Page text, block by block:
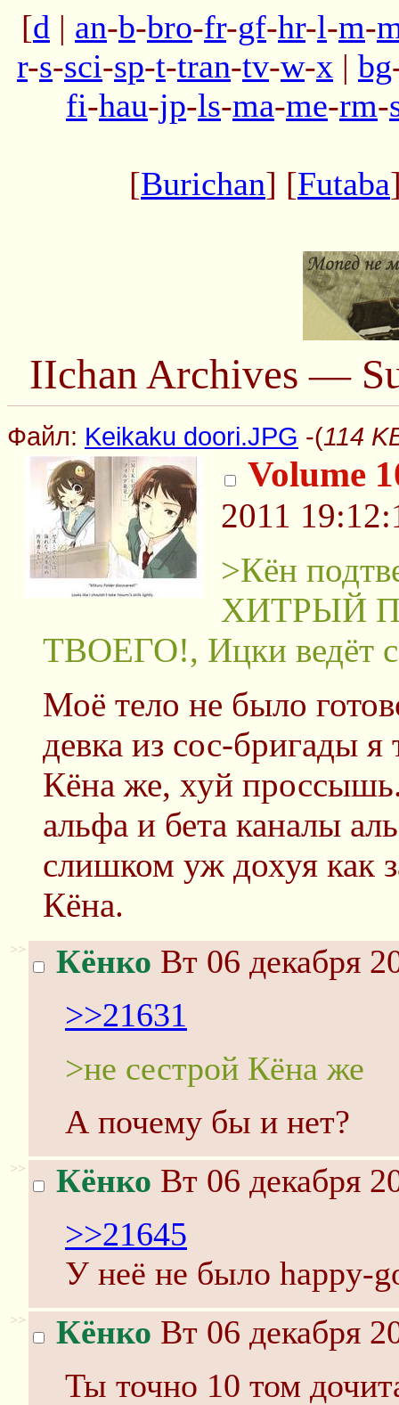
[d | an-b-bro-fr-gf-hr-l-m-
r-s-sci-sp-t-tran-tv-w-x | bg
fi-hau-jp-ls-ma-me-rm-
[Burichan] [Futaba
IIchan Archives —
Файл: Keikaku doori.JPG -(114
Volume
2011
>Кён
ХИТРЫЙ
ТВОЕГО!, Ицки ведёт
Моё тело не было
девка из сос-бригады
Кёна же, хуй
альфа и бета каналы
слишком уж дохуя как
Кёна.
>> Кёнко Вт 06 декабря
>>21631
>не сестрой Кёна же
А почему бы и нет?
>> Кёнко Вт 06 декабря
>>21645
У неё не было happy-
>> Кёнко Вт 06 декабря
Ты точно 10 том